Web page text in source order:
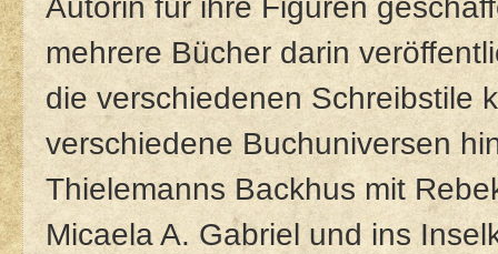
Autorin für ihre Figuren
mehrere Bücher darin
die verschiedenen Schreibstile
verschiedene Buchuniversen
Thielemanns Backhus mit
Micaela A. Gabriel und ins